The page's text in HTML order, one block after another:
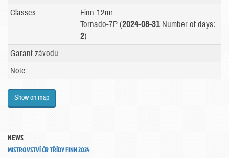
Classes
Finn-12mr
Tornado-7P (2024-08-31 Number of days:
2)
Garant závodu
Note
Show on map
NEWS
MISTROVSTVÍ ČR TŘÍDY FINN 2024